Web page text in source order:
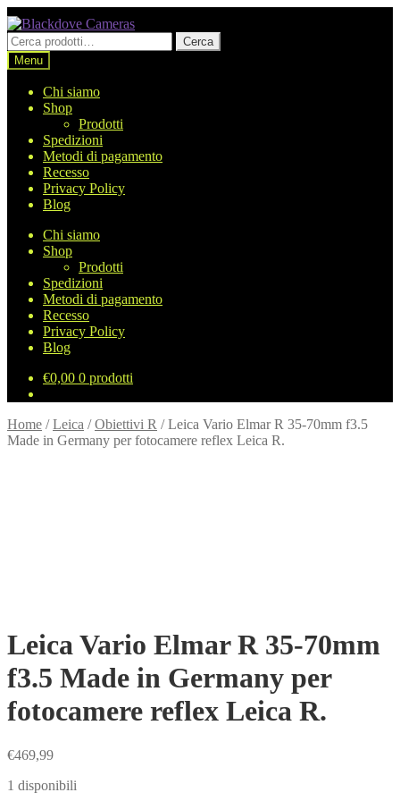
Vai
alla
navigazione
Vai
al
contenuto
Cerca:
Cerca
Menu
Chi siamo
Shop
Prodotti
Spedizioni
Metodi di pagamento
Recesso
Privacy Policy
Blog
Chi siamo
Shop
Prodotti
Spedizioni
Metodi di pagamento
Recesso
Privacy Policy
Blog
€0,00 0 prodotti
Home /Leica /Obiettivi R /Leica Vario Elmar R 35-70mm f3.5
Made in Germany per fotocamere reflex Leica R.
Leica Vario Elmar R 35-70mm
f3.5 Made in Germany per
fotocamere reflex Leica R.
€469,99
1 disponibili